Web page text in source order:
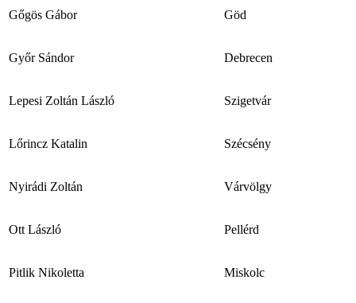
Gőgös Gábor Göd
Győr Sándor Debrecen
Lepesi Zoltán László Szigetvár
Lőrincz Katalin Szécsény
Nyirádi Zoltán Várvölgy
Ott László Pellérd
Pitlik Nikoletta Miskolc